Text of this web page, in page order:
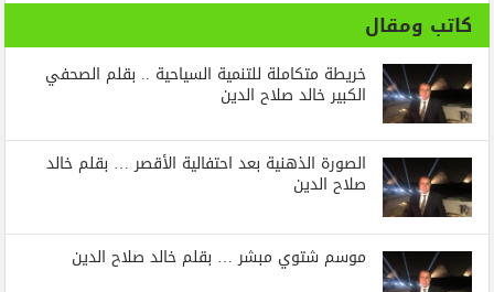
كاتب ومقال
خريطة متكاملة للتنمية السياحية .. بقلم الصحفي
الكبير خالد صلاح الدين
الصورة الذهنية بعد احتفالية الأقصر … بقلم خالد
صلاح الدين
موسم شتوي مبشر … بقلم خالد صلاح الدين